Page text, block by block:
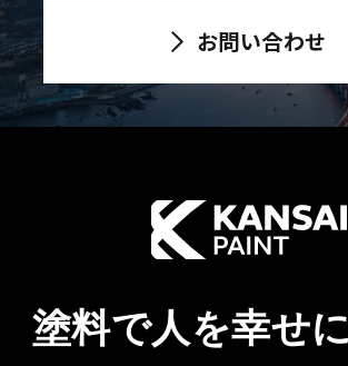
お問い合わせ
塗料で人を幸せ